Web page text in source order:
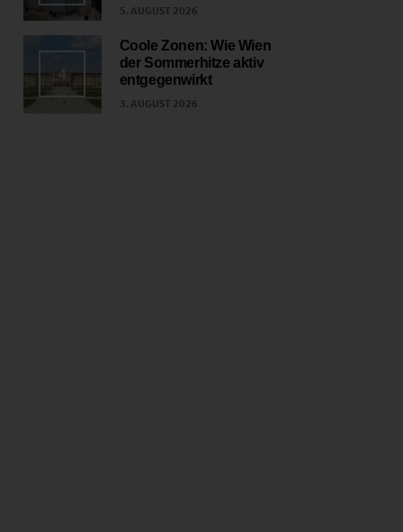
5. AUGUST 2026
4
Coole Zonen: Wie Wien
der Sommerhitze aktiv
entgegenwirkt
3. AUGUST 2026